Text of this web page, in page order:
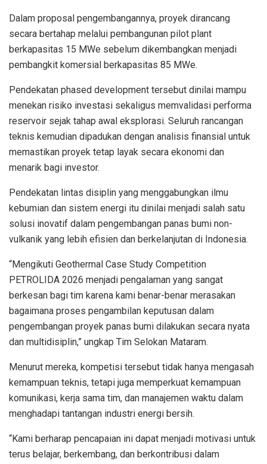
Dalam proposal pengembangannya, proyek dirancang
secara bertahap melalui pembangunan pilot plant
berkapasitas 15 MWe sebelum dikembangkan menjadi
pembangkit komersial berkapasitas 85 MWe.
Pendekatan phased development tersebut dinilai mampu
menekan risiko investasi sekaligus memvalidasi performa
reservoir sejak tahap awal eksplorasi. Seluruh rancangan
teknis kemudian dipadukan dengan analisis finansial untuk
memastikan proyek tetap layak secara ekonomi dan
menarik bagi investor.
Pendekatan lintas disiplin yang menggabungkan ilmu
kebumian dan sistem energi itu dinilai menjadi salah satu
solusi inovatif dalam pengembangan panas bumi non-
vulkanik yang lebih efisien dan berkelanjutan di Indonesia.
“Mengikuti Geothermal Case Study Competition
PETROLIDA 2026 menjadi pengalaman yang sangat
berkesan bagi tim karena kami benar-benar merasakan
bagaimana proses pengambilan keputusan dalam
pengembangan proyek panas bumi dilakukan secara nyata
dan multidisiplin,” ungkap Tim Selokan Mataram.
Menurut mereka, kompetisi tersebut tidak hanya mengasah
kemampuan teknis, tetapi juga memperkuat kemampuan
komunikasi, kerja sama tim, dan manajemen waktu dalam
menghadapi tantangan industri energi bersih.
“Kami berharap pencapaian ini dapat menjadi motivasi untuk
terus belajar, berkembang, dan berkontribusi dalam